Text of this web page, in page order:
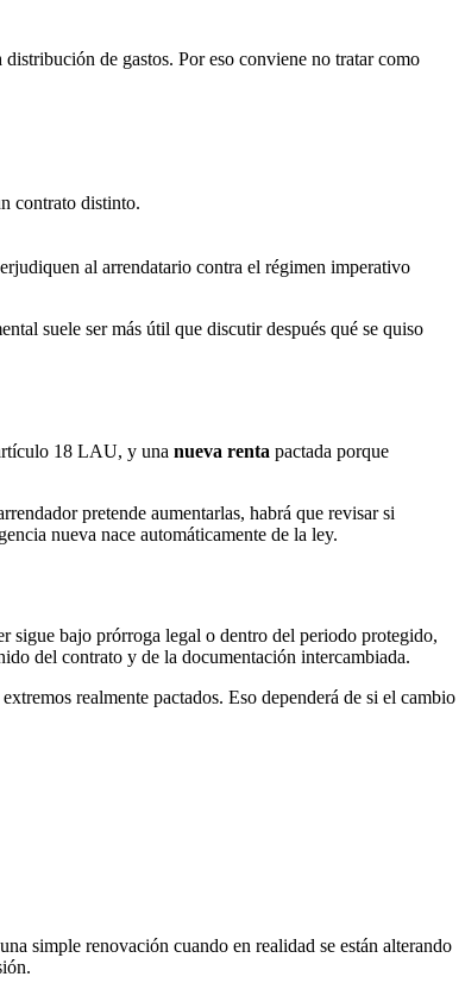
de gastos. Por eso conviene no tratar como
contrato distinto.
al arrendatario contra el régimen imperativo
suele ser más útil que discutir después qué se quiso
18 LAU, y una nueva renta pactada porque
pretende aumentarlas, habrá que revisar si
nueva nace automáticamente de la ley.
sigue bajo prórroga legal o dentro del periodo protegido,
del contrato y de la documentación intercambiada.
realmente pactados. Eso dependerá de si el cambio
simple renovación cuando en realidad se están alterando